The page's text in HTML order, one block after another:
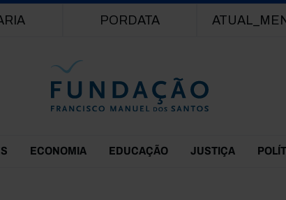
PORDATA
ECONOMIA EDUCAÇÃO JUSTIÇA